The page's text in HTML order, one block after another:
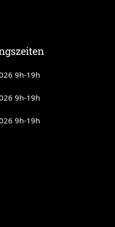
9h-19h
9h-19h
9h-19h